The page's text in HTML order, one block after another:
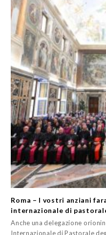
Roma – I vostri anziani
internazionale di
Anche una delegazione
Internazionale di Pastorale